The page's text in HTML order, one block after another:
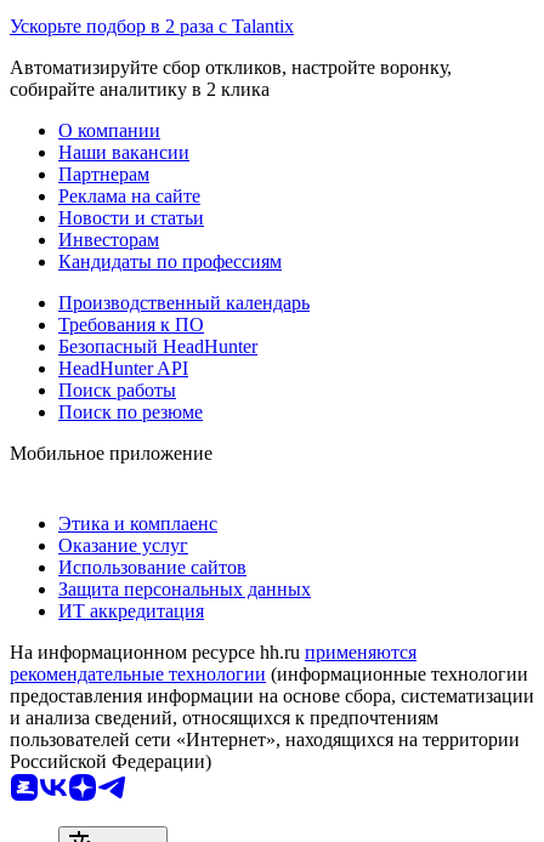
Ускорьте подбор в 2 раза с Talantix
Автоматизируйте сбор откликов, настройте воронку,
собирайте аналитику в 2 клика
О компании
Наши вакансии
Партнерам
Реклама на сайте
Новости и статьи
Инвесторам
Кандидаты по профессиям
Производственный календарь
Требования к ПО
Безопасный HeadHunter
HeadHunter API
Поиск работы
Поиск по резюме
Мобильное приложение
Этика и комплаенс
Оказание услуг
Использование сайтов
Защита персональных данных
ИТ аккредитация
На информационном ресурсе hh.ru применяются
рекомендательные технологии (информационные технологии
предоставления информации на основе сбора, систематизации
и анализа сведений, относящихся к предпочтениям
пользователей сети «Интернет», находящихся на территории
Российской Федерации)